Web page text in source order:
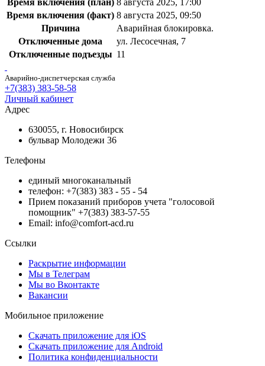
Время включения (план) 8 августа 2025, 17:00
Время включения (факт) 8 августа 2025, 09:50
Причина
Аварийная блокировка.
Отключенные дома
ул. Лесосечная, 7
Отключенные подъезды 11
Аварийно-диспетчерская служба
+7(383) 383-58-58
Личный кабинет
Адрес
630055, г. Новосибирск
бульвар Молодежи 36
Телефоны
единый многоканальный
телефон: +7(383) 383 - 55 - 54
Прием показаний приборов учета "голосовой
помощник" +7(383) 383-57-55
Email: info@comfort-acd.ru
Ссылки
Раскрытие информации
Мы в Телеграм
Мы во Вконтакте
Вакансии
Мобильное приложение
Скачать приложение для iOS
Скачать приложение для Android
Политика конфиденциальности